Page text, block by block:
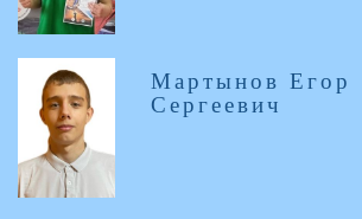
Мартынов Егор
Сергеевич